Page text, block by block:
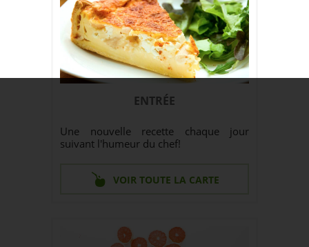
ENTRÉE
Une nouvelle recette chaque jour
suivant l'humeur du chef!
VOIR TOUTE LA CARTE